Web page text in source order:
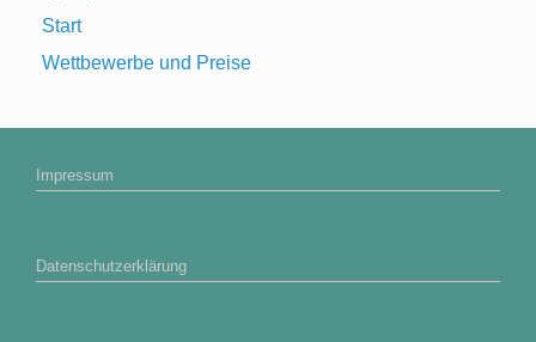
Start
Wettbewerbe und Preise
Impressum
Datenschutzerklärung